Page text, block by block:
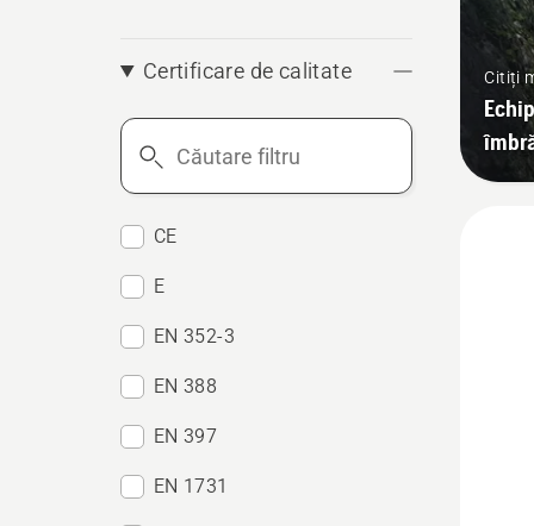
Certificare de calitate
Căutare
filtru
CE
E
EN 352-3
EN 388
EN 397
EN 1731
Citiți